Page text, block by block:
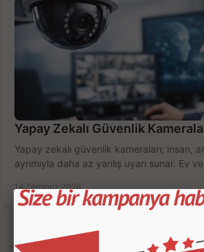
Yapay Zekalı Güvenlik
Yapay zekalı güvenlik kameraları; insan,
ayrımıyla daha az yanlış uyarı sunar. Ev
14 Temmuz 2026